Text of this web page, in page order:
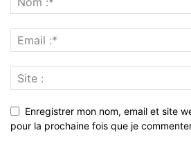
Enregistrer mon nom, email et site
pour la prochaine fois que je